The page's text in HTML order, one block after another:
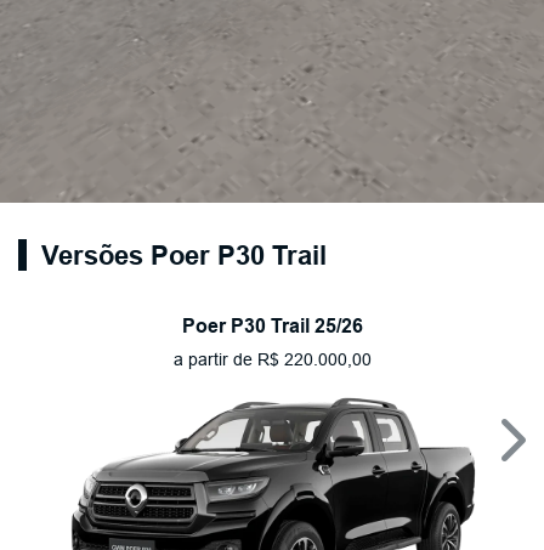
Versões Poer P30 Trail
Poer P30 Trail 25/26
a partir de R$ 220.000,00